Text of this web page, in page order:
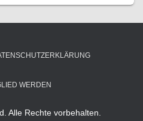
WERDEN
Alle Rechte vorbehalten.